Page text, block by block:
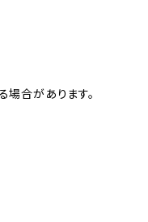
合があります。